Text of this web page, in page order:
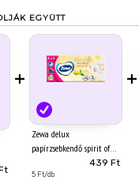
EGYÜTT
+
Zewa delux
papírzsebkendő spirit of
tea 3 rétegű 90 db439 Ft
5 Ft/db
+